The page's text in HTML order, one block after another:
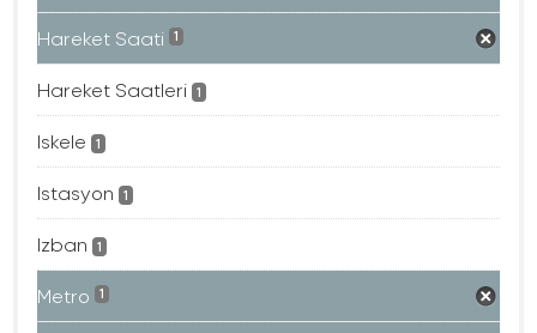
Hareket Saati 1
Hareket Saatleri 1
Iskele 1
Istasyon 1
Izban 1
Metro 1